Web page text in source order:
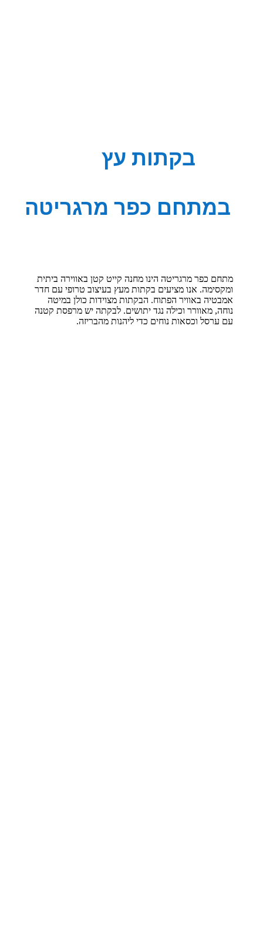
במתחם כפר
מתחם כפר מרגריטה הינו מחנה קייט קטן באווירה ביתית
ומקסימה. אנו מציעים בקתות מעץ בעיצוב טרופי עם חדר
אמבטיה באוויר הפתוח. הבקתות מצוידות כולן במיטה
נוחה, מאוורר וכילה נגד יתושים. לבקתה יש מרפסת קטנה
עם ערסל וכסאות נוחים כדי ליהנות מהבריזה.